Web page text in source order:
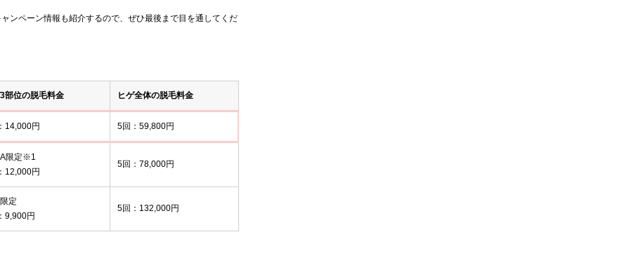
ンペーン情報も紹介するので、ぜひ最後まで目を通してくだ
部位の脱毛料金
ヒゲ全体の脱毛料金
14,000円 5回：59,800円
限定※1
12,000円
5回：78,000円
定
9,900円
5回：132,000円